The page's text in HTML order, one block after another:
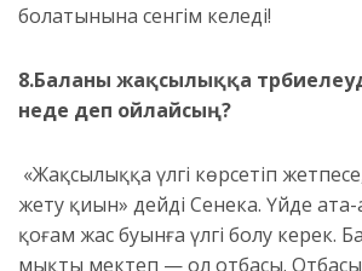
болатынына сенгім келеді!
8.Баланы жақсылыққа
неде деп ойлайсың?
«Жақсылыққа үлгі көрсетіп
жету қиын» дейді Сенека. Үйде
қоғам жас буынға үлгі болу керек.
мықты мектеп — ол отбасы.